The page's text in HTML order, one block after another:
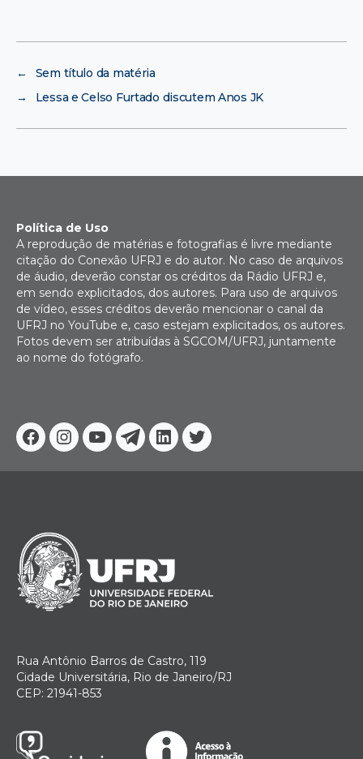
←
Sem título da matéria
→
Lessa e Celso Furtado discutem Anos JK
Facebook
Instagram
YoutubeTelegram
Linkedin
Twitter
Política de Uso
A reprodução de matérias e fotografias é livre mediante
citação do Conexão UFRJ e do autor. No caso de arquivos
de áudio, deverão constar os créditos da Rádio UFRJ e,
em sendo explicitados, dos autores. Para uso de arquivos
de vídeo, esses créditos deverão mencionar o canal da
UFRJ no YouTube e, caso estejam explicitados, os autores.
Fotos devem ser atribuídas à SGCOM/UFRJ, juntamente
ao nome do fotógrafo.
Rua Antônio Barros de Castro, 119
Cidade Universitária, Rio de Janeiro/RJ
CEP: 21941-853